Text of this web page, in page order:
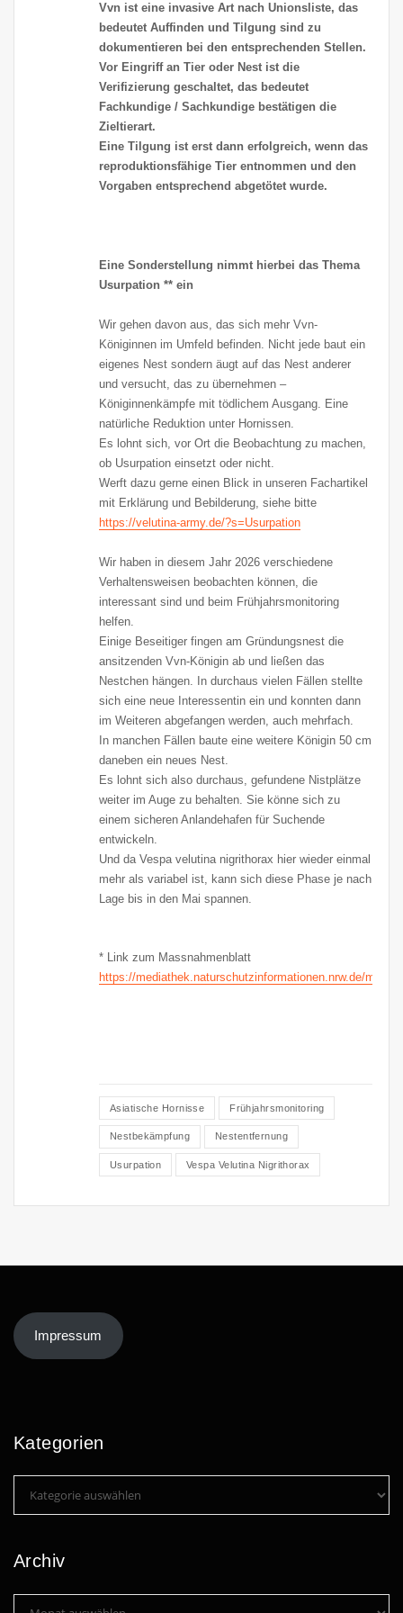
Vvn ist eine invasive Art nach Unionsliste, das
bedeutet Auffinden und Tilgung sind zu
dokumentieren bei den entsprechenden Stellen.
Vor Eingriff an Tier oder Nest ist die
Verifizierung geschaltet, das bedeutet
Fachkundige / Sachkundige bestätigen die
Zieltierart.
Eine Tilgung ist erst dann erfolgreich, wenn das
reproduktionsfähige Tier entnommen und den
Vorgaben entsprechend abgetötet wurde.
Eine Sonderstellung nimmt hierbei das Thema
Usurpation ** ein
Wir gehen davon aus, das sich mehr Vvn-
Königinnen im Umfeld befinden. Nicht jede baut ein
eigenes Nest sondern äugt auf das Nest anderer
und versucht, das zu übernehmen –
Königinnenkämpfe mit tödlichem Ausgang. Eine
natürliche Reduktion unter Hornissen.
Es lohnt sich, vor Ort die Beobachtung zu machen,
ob Usurpation einsetzt oder nicht.
Werft dazu gerne einen Blick in unseren Fachartikel
mit Erklärung und Bebilderung, siehe bitte
https://velutina-army.de/?s=Usurpation
Wir haben in diesem Jahr 2026 verschiedene
Verhaltensweisen beobachten können, die
interessant sind und beim Frühjahrsmonitoring
helfen.
Einige Beseitiger fingen am Gründungsnest die
ansitzenden Vvn-Königin ab und ließen das
Nestchen hängen. In durchaus vielen Fällen stellte
sich eine neue Interessentin ein und konnten dann
im Weiteren abgefangen werden, auch mehrfach.
In manchen Fällen baute eine weitere Königin 50 cm
daneben ein neues Nest.
Es lohnt sich also durchaus, gefundene Nistplätze
weiter im Auge zu behalten. Sie könne sich zu
einem sicheren Anlandehafen für Suchende
entwickeln.
Und da Vespa velutina nigrithorax hier wieder einmal
mehr als variabel ist, kann sich diese Phase je nach
Lage bis in den Mai spannen.
* Link zum Massnahmenblatt
https://mediathek.naturschutzinformationen.nrw.de/
Asiatische Hornisse Frühjahrsmonitoring
Nestbekämpfung Nestentfernung
Usurpation Vespa Velutina Nigrithorax
Impressum
Kategorien
Archiv